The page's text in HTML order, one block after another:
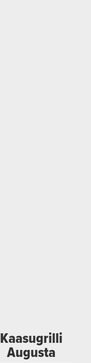
Kaasugrilli
Augusta